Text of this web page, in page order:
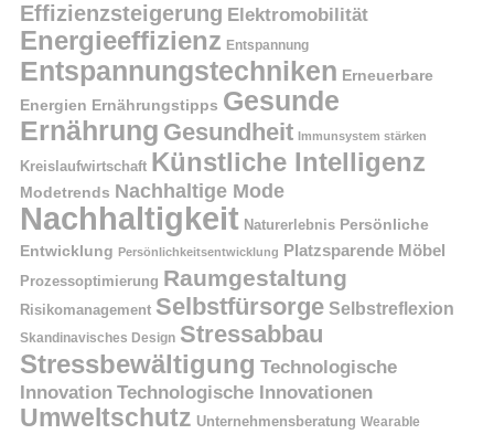
Effizienzsteigerung Elektromobilität
Energieeffizienz Entspannung
Entspannungstechniken Erneuerbare
Energien Ernährungstipps Gesunde
Ernährung Gesundheit Immunsystem stärken
Kreislaufwirtschaft Künstliche Intelligenz
Modetrends Nachhaltige Mode
Nachhaltigkeit Naturerlebnis Persönliche
Entwicklung Persönlichkeitsentwicklung Platzsparende Möbel
Prozessoptimierung Raumgestaltung
Risikomanagement Selbstfürsorge Selbstreflexion
Skandinavisches Design Stressabbau
Stressbewältigung Technologische
Innovation Technologische Innovationen
Umweltschutz Unternehmensberatung Wearable